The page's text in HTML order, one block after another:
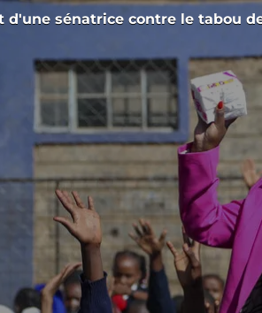
d'une sénatrice contre le tabou